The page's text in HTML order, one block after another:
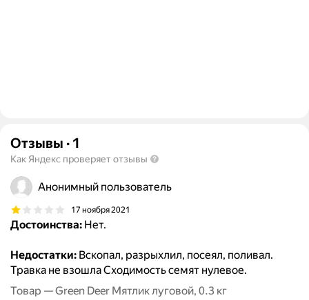
Отзывы · 1
Как Яндекс проверяет отзывы
Анонимный пользователь
17 ноября 2021
Достоинства: Нет.
Недостатки: Вскопал, разрыхлил, посеял, поливал.
Травка не взошла Сходимость семят нулевое.
Товар — Green Deer Мятлик луговой, 0.3 кг